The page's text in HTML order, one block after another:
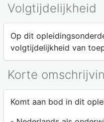
Volgtijdelijkheid
Op dit
volgtijdelijkheid van
Korte
Komt aan bod in dit